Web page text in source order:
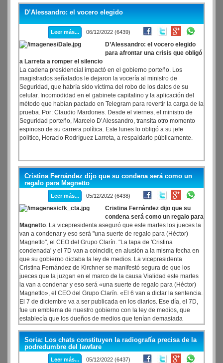
D’Alessandro: el vocero elegido
Leer más... 06/12/2022 (6439)
D’Alessandro: el vocero elegido
para afrontar una crisis que obligó
a Larreta a romper el silencio
La cadena presidencial impactó en el gobierno porteño. Los
magistrados señalados le dejaron la vocería al ministro de
Seguridad, que habría sido víctima del robo de los datos de su
celular. Incomodidad en el gabinete capitalino y la aplicación del
método que habían pactado en Telegram para revertir la carga de la
prueba. Por: Claudio Mardones. Desde el viernes, el ministro de
Seguridad porteño, Marcelo D’Alessandro, transita otro momento
espinoso de su carrera política. Este lunes lo obligó a su jefe
político, Horacio Rodríguez Larreta, a respaldarlo públicamente.
Cristina Fernández dijo que su condena será como un
regalo para Magnetto
Leer más... 05/12/2022 (6438)
Cristina Fernández dijo que su
condena será como un regalo para
Magnetto. La vicepresidenta aseguró que este martes los jueces la
van a condenar y eso será "una suerte de regalo para (Héctor)
Magnetto", el CEO del Grupo Clarín. "La tapa de 'Cristina
condenada' y el 7D van a coincidir, en alusión a la misma fecha en
que su gobierno dictaba la ley de medios. La vicepresidenta
Cristina Fernández de Kirchner se manifestó segura de que los
jueces que la juzgan en el marco de la causa Vialidad este martes
la van a condenar y eso será «una suerte de regalo para (Héctor)
Magnetto», el CEO del Grupo Clarín. «El 6 van a dictar la sentencia.
El 7 de diciembre va a ser publicada en los diarios. Ese día, el 7D,
fue un emblema de nuestro gobierno con la ley de medios, que
establecía que los dueños de medios que tenían demasiada
concentración mediática debían desinvertir», dijo la expresidenta
en una entrevista concedida al diario brasileño Folha de Sao Paulo,
que compartió este lunes en sus redes sociales.
Soria: Los chats constituyen la radiografía precisa de la
podredumbre del lawfare
Leer más... 05/12/2022 (6437)